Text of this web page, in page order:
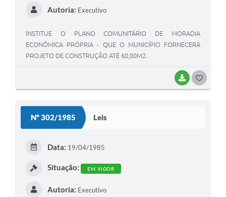
BAIXAR
Autoria: Executivo
INSTITUE O PLANO COMUNITÁRIO DE MORADIA
ECONÔMICA PRÓPRIA - QUE O MUNICÍPIO FORNECERÁ
PROJETO DE CONSTRUÇÃO ATÉ 60,00M2.
Nº 302/1985 Leis
Data: 19/04/1985
Situação: EM VIGOR
Autoria: Executivo